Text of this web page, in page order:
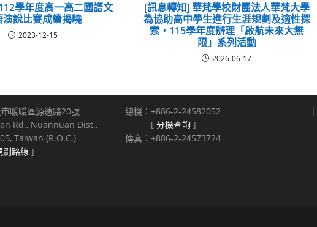
學年度高一高二國語文
演說比賽成績揭曉
2023-12-15
[訊息轉知] 華梵學校財團法人華梵大學
為協助高中學生進行生涯規劃及適性探
索，115學年度辦理「啟航未來大無
限」系列活動
2026-06-17
暖暖區源遠路20號
Rd., Nuannuan Dist.,
Taiwan (R.O.C.)
劃路線 ]
總機：+886-2-24582052
[ 分機查詢 ]
傳真：+886-2-24573724
｜